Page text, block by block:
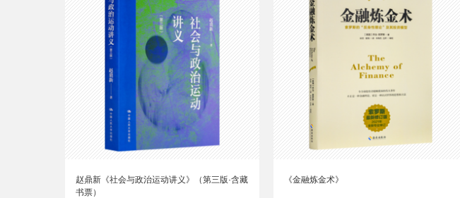
赵鼎新《社会与政治运动讲义》（第三版·含藏
书票）
《金融炼金术》